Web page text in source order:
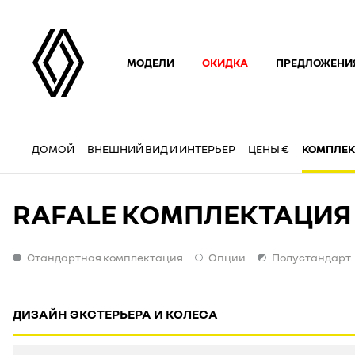
МОДЕЛИ СКИДКА
ДОМОЙ ВНЕШНИЙ ВИД И ИНТЕРЬЕР ЦЕНЫ €
RAFALE КОМПЛЕКТАЦИЯ
Стандартная комплектация
Стандартная комплектация Опции
Опции Полустандарт
Полустандарт
ДИЗАЙН ЭКСТЕРЬЕРА И КОЛЕСА